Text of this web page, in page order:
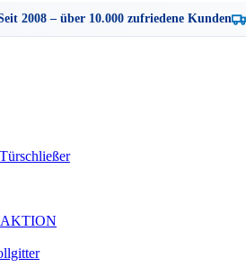
2008 – über 10.000 zufriedene Kunden
AKTION